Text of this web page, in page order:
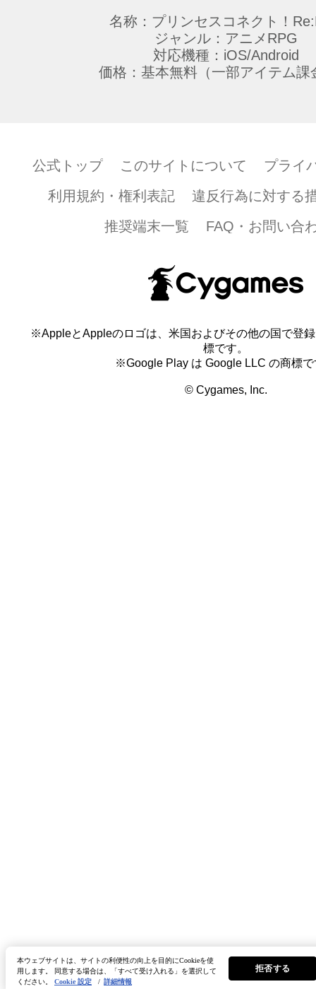
名称：プリンセスコネクト！
ジャンル：アニメRPG
対応機種：iOS/Android
価格：基本無料（一部アイテム課
公式トップ このサイトについて
プライ
利用規約・権利表記
違反行為に対する
推奨端末一覧
FAQ・お問い合
※AppleとAppleのロゴは、米国およびその他の国で登
標です。
※Google Play は Google LLC の商標で
© Cygames, Inc.
本ウェブサイトは、サイトの利便性の向上を目的にCookieを使
用します。 同意する場合は、「すべて受け入れる」を選択して
ください。 Cookie 設定 / 詳細情報
拒否する